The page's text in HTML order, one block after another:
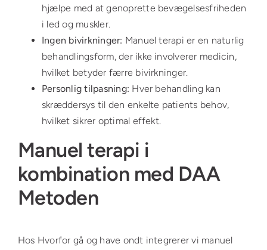
hjælpe med at genoprette bevægelsesfriheden
i led og muskler.
Ingen bivirkninger: Manuel terapi er en naturlig
behandlingsform, der ikke involverer medicin,
hvilket betyder færre bivirkninger.
Personlig tilpasning: Hver behandling kan
skræddersys til den enkelte patients behov,
hvilket sikrer optimal effekt.
Manuel terapi i
kombination med DAA
Metoden
Hos Hvorfor gå og have ondt integrerer vi manuel